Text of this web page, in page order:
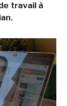
travail à